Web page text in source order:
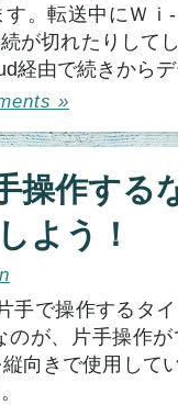
。転送中にＷ
が切れたりして
経由で続きから
»
操作する
よう！
手で操作するタ
のが、片手操作
向きで使用して